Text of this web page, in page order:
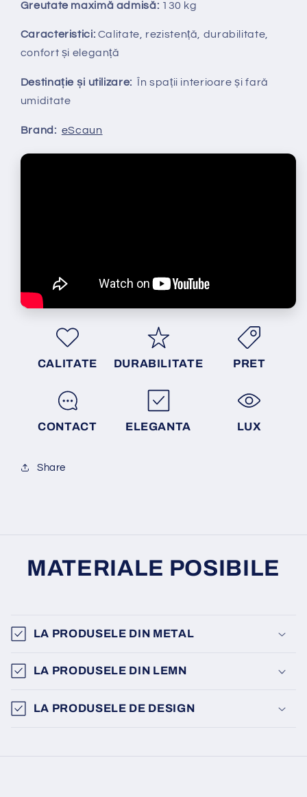
Greutate maximă admisă: 130 kg
Caracteristici: Calitate, rezistență, durabilitate,
confort și eleganță
Destinație și utilizare: În spații interioare și fară
umiditate
Brand: eScaun
CALITATE DURABILITATE PRET
CONTACT ELEGANTA LUX
Share
MATERIALE POSIBILE
LA PRODUSELE DIN METAL
LA PRODUSELE DIN LEMN
LA PRODUSELE DE DESIGN